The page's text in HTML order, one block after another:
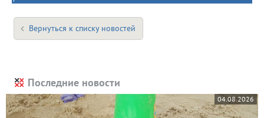
Вернуться к списку новостей
Последние новости
04.08.2026